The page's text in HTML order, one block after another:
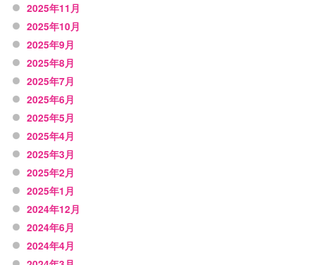
2025年11月
2025年10月
2025年9月
2025年8月
2025年7月
2025年6月
2025年5月
2025年4月
2025年3月
2025年2月
2025年1月
2024年12月
2024年6月
2024年4月